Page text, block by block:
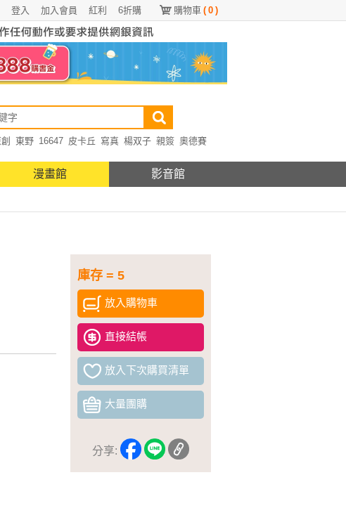
購物車 ( 0 )
6折購
紅利
加入會員
登入
東野 16647 皮卡丘 寫真 楊双子 親簽 奧德賽
漫畫館 影音館
庫存 = 5
放入購物車
直接結帳
放入下次購買清單
大量團購
分享: